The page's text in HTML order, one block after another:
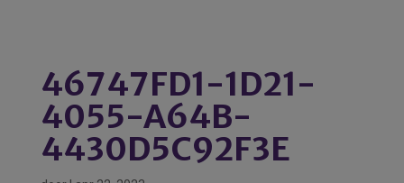
46747FD1-1D21-
4055-A64B-
4430D5C92F3E